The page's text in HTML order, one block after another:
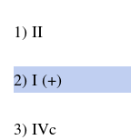
1) II
2) I (+)
3) IVc